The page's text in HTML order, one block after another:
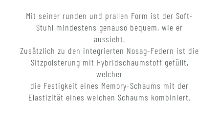
Mit seiner runden und prallen Form ist der Soft-
Stuhl mindestens genauso bequem, wie er
aussieht.
Zusätzlich zu den integrierten Nosag-Federn ist die
Sitzpolsterung mit Hybridschaumstoff gefüllt,
welcher
die Festigkeit eines Memory-Schaums mit der
Elastizität eines weichen Schaums kombiniert.